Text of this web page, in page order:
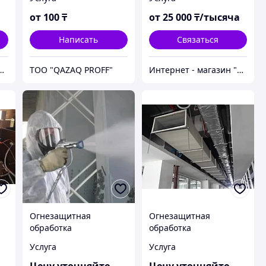
Дом"
огнезащитной
обработки / Протокол
от 100 ₸
Написать
ТОО "QAZAQ PROFF"
деревянных
конструкций
от25 000₸/тысяча
Связаться
Интернет - магазин "Безопасный Дом"
Огнезащитная
обработка
конструкций
Услуга
Огнезащитная
обработка
Услуга